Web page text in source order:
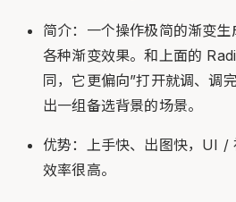
简介：一个操作极简的渐变
各种渐变效果。和上面的
同，它更偏向”打开就调、调
出一组备选背景的场景。
优势：上手快、出图快，UI /
效率很高。